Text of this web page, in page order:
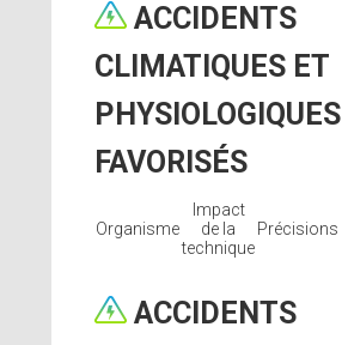
ACCIDENTS
CLIMATIQUES ET
PHYSIOLOGIQUES
FAVORISÉS
Organisme
Impact
de la
technique
Précisions
ACCIDENTS